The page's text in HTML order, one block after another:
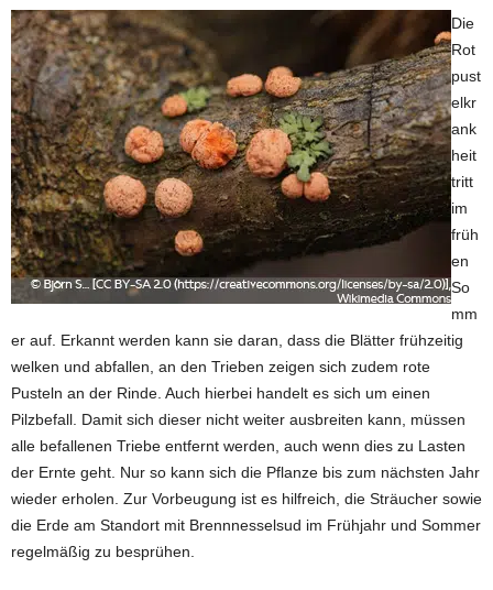
Die
Rot
pust
elkr
ank
heit
tritt
im
früh
en
So
mm
er auf. Erkannt werden kann sie daran, dass die Blätter frühzeitig
welken und abfallen, an den Trieben zeigen sich zudem rote
Pusteln an der Rinde. Auch hierbei handelt es sich um einen
Pilzbefall. Damit sich dieser nicht weiter ausbreiten kann, müssen
alle befallenen Triebe entfernt werden, auch wenn dies zu Lasten
der Ernte geht. Nur so kann sich die Pflanze bis zum nächsten Jahr
wieder erholen. Zur Vorbeugung ist es hilfreich, die Sträucher sowie
die Erde am Standort mit Brennnesselsud im Frühjahr und Sommer
regelmäßig zu besprühen.